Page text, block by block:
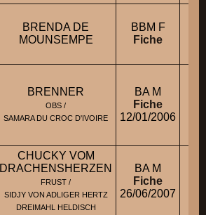
BRENDA DE
MOUNSEMPE
BBM F
Fiche
BRENNER
OBS /
SAMARA DU CROC D'IVOIRE
BA M
Fiche
12/01/2006
CHUCKY VOM
DRACHENSHERZEN
FRUST /
SIDJY VON ADLIGER HERTZ
DREIMAHL HELDISCH
BA M
Fiche
26/06/2007